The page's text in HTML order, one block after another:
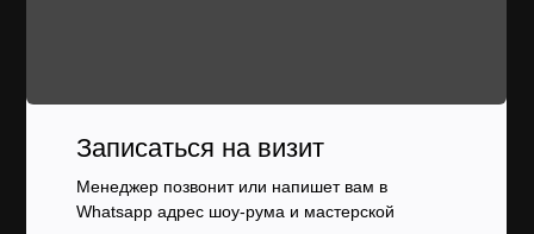
Записаться на визит
Менеджер позвонит или напишет вам в
Whatsapp адрес шоу-рума и мастерской